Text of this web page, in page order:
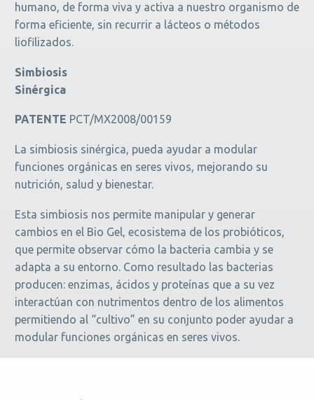
humano, de forma viva y activa a nuestro organismo de
forma eficiente, sin recurrir a lácteos o métodos
liofilizados.
Simbiosis
Sinérgica
PATENTE PCT/MX2008/00159
La simbiosis sinérgica, pueda ayudar a modular
funciones orgánicas en seres vivos, mejorando su
nutrición, salud y bienestar.
Esta simbiosis nos permite manipular y generar
cambios en el Bio Gel, ecosistema de los probióticos,
que permite observar cómo la bacteria cambia y se
adapta a su entorno. Como resultado las bacterias
producen: enzimas, ácidos y proteínas que a su vez
interactúan con nutrimentos dentro de los alimentos
permitiendo al “cultivo” en su conjunto poder ayudar a
modular funciones orgánicas en seres vivos.